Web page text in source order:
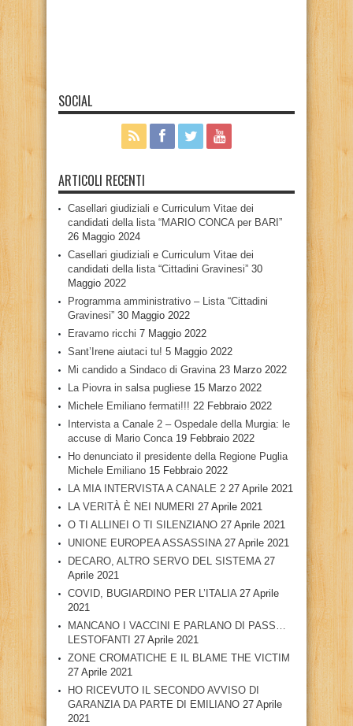
SOCIAL
ARTICOLI RECENTI
Casellari giudiziali e Curriculum Vitae dei
candidati della lista “MARIO CONCA per BARI”
26 Maggio 2024
Casellari giudiziali e Curriculum Vitae dei
candidati della lista “Cittadini Gravinesi” 30
Maggio 2022
Programma amministrativo – Lista “Cittadini
Gravinesi” 30 Maggio 2022
Eravamo ricchi 7 Maggio 2022
Sant’Irene aiutaci tu! 5 Maggio 2022
Mi candido a Sindaco di Gravina 23 Marzo 2022
La Piovra in salsa pugliese 15 Marzo 2022
Michele Emiliano fermati!!! 22 Febbraio 2022
Intervista a Canale 2 – Ospedale della Murgia: le
accuse di Mario Conca 19 Febbraio 2022
Ho denunciato il presidente della Regione Puglia
Michele Emiliano 15 Febbraio 2022
LA MIA INTERVISTA A CANALE 2 27 Aprile 2021
LA VERITÀ È NEI NUMERI 27 Aprile 2021
O TI ALLINEI O TI SILENZIANO 27 Aprile 2021
UNIONE EUROPEA ASSASSINA 27 Aprile 2021
DECARO, ALTRO SERVO DEL SISTEMA 27
Aprile 2021
COVID, BUGIARDINO PER L’ITALIA 27 Aprile
2021
MANCANO I VACCINI E PARLANO DI PASS…
LESTOFANTI 27 Aprile 2021
ZONE CROMATICHE E IL BLAME THE VICTIM
27 Aprile 2021
HO RICEVUTO IL SECONDO AVVISO DI
GARANZIA DA PARTE DI EMILIANO 27 Aprile
2021